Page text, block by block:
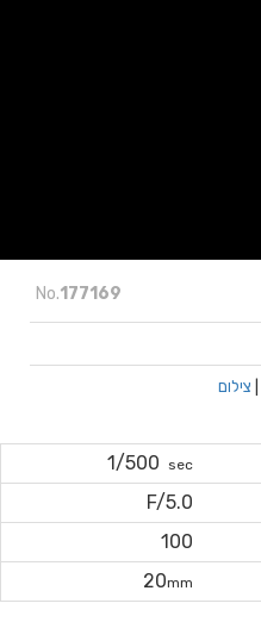
No.177169
צילום
sec
1/500
F/5.0
100
20mm